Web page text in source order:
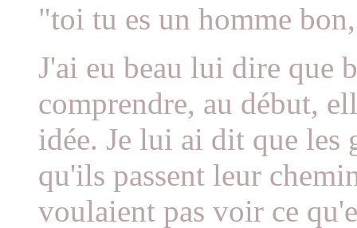
"toi tu es un homme
J'ai eu beau lui dire que
comprendre, au début,
idée. Je lui ai dit que les
qu'ils passent leur
voulaient pas voir ce